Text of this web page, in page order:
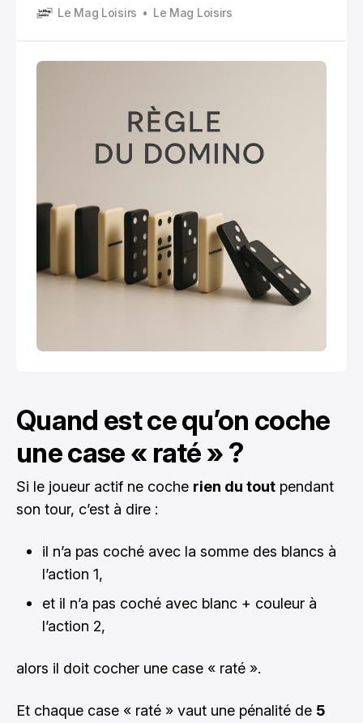
Le Mag Loisirs
Le Mag Loisirs
Quand est ce qu’on coche
une case « raté » ?
Si le joueur actif ne coche rien du tout pendant
son tour, c’est à dire :
il n’a pas coché avec la somme des blancs à
l’action 1,
et il n’a pas coché avec blanc + couleur à
l’action 2,
alors il doit cocher une case « raté ».
Et chaque case « raté » vaut une pénalité de 5